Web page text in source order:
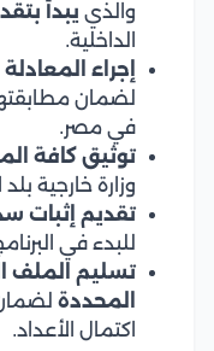
والذي يبدأ
الداخلية.
إجراء
لضمان
في مصر.
توثيق كافة
وزارة خارجية
تقديم إثبات
للبدء في
تسليم الملف
المحددة
اكتمال الأعداد.